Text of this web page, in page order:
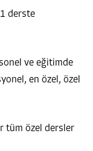
derste
ve eğitimde
en özel, özel
tüm özel dersler